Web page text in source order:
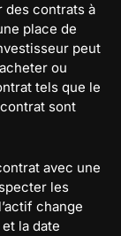
des contrats à
place de
peut
ou
tels que le
sont
avec une
les
change
la date